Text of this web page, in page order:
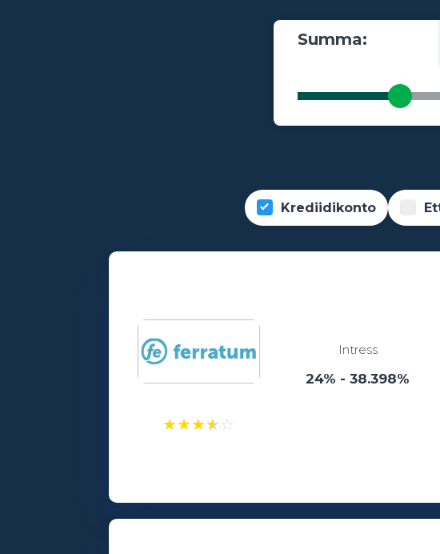
Summa:
Krediidikonto
★★★★☆
Intress
24% - 38.398%